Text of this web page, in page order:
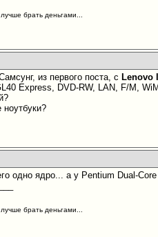
брать деньгами...
из первого поста, с Lenovo
Express, DVD-RW, LAN, F/M,
одно ядро... а у Pentium Dual-
брать деньгами...